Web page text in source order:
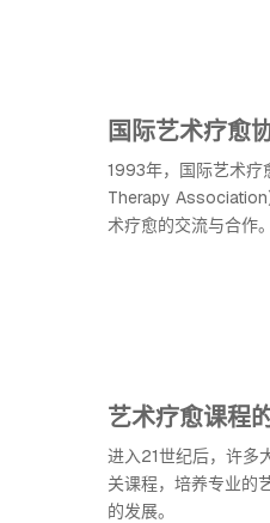
国际艺术疗愈
1993年，国际艺术疗
Therapy Association
术疗愈的交流与合作。
艺术疗愈课程
进入21世纪后，许多
关课程，培养专业的
的发展。